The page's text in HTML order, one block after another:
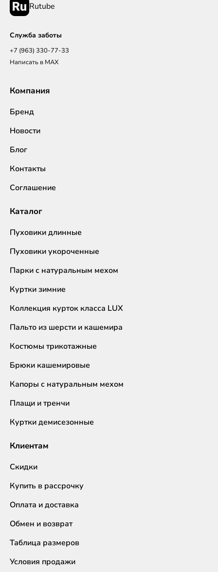
Rutube
Служба заботы
+7 (963) 330-77-33
Написать в MAX
Компания
Бренд
Новости
Блог
Контакты
Соглашение
Каталог
Пуховики длинные
Пуховики укороченные
Парки с натуральным мехом
Куртки зимние
Коллекция курток класса LUX
Пальто из шерсти и кашемира
Костюмы трикотажные
Брюки кашемировые
Капоры с натуральным мехом
Плащи и тренчи
Куртки демисезонные
Клиентам
Скидки
Купить в рассрочку
Оплата и доставка
Обмен и возврат
Таблица размеров
Условия продажи